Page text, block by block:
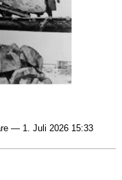
— 1. Juli 2026 15:33